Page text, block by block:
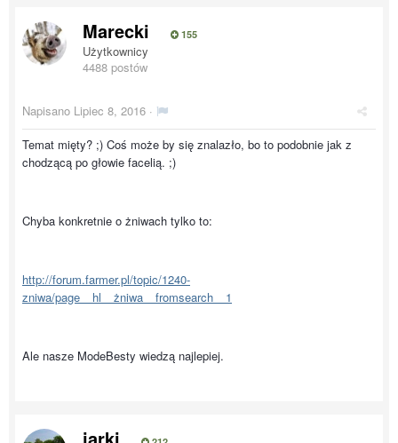
Marecki 155
Użytkownicy
4488 postów
Napisano Lipiec 8, 2016 ·
Temat mięty? ;) Coś może by się znalazło, bo to podobnie jak z
chodzącą po głowie facelią. ;)
Chyba konkretnie o żniwach tylko to:
http://forum.farmer.pl/topic/1240-
zniwa/page__hl__żniwa__fromsearch__1
Ale nasze ModeBesty wiedzą najlepiej.